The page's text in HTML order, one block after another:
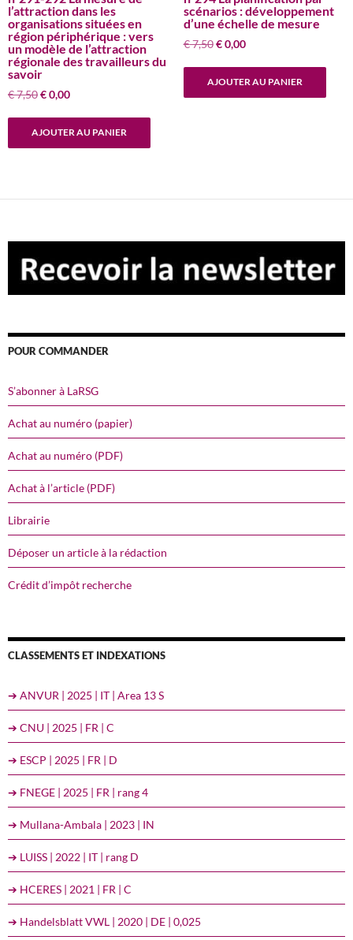
l’attraction dans les
organisations situées en
région périphérique : vers
un modèle de l’attraction
régionale des travailleurs du
savoir
€7,50Le
€0,00Le
AJOUTER AU PANIER
scénarios : développement
d’une échelle de mesure
€7,50 Le
€0,00Le
AJOUTER AU PANIER
POUR COMMANDER
S’abonner à LaRSG
Achat au numéro (papier)
Achat au numéro (PDF)
Achat à l’article (PDF)
Librairie
Déposer un article à la rédaction
Crédit d’impôt recherche
CLASSEMENTS ET INDEXATIONS
➔ ANVUR | 2025 | IT | Area 13 S
➔ CNU | 2025 | FR | C
➔ ESCP | 2025 | FR | D
➔ FNEGE | 2025 | FR | rang 4
➔ Mullana-Ambala | 2023 | IN
➔ LUISS | 2022 | IT | rang D
➔ HCERES | 2021 | FR | C
➔ Handelsblatt VWL | 2020 | DE | 0,025